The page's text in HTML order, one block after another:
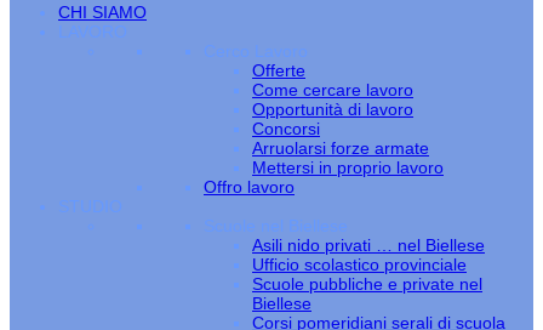
CHI SIAMO
LAVORO
Cerco Lavoro
Offerte
Come cercare lavoro
Opportunità di lavoro
Concorsi
Arruolarsi forze armate
Mettersi in proprio lavoro
Offro lavoro
STUDIO
Scuole nel Biellese
Asili nido privati … nel Biellese
Ufficio scolastico provinciale
Scuole pubbliche e private nel
Biellese
Corsi pomeridiani serali di scuola